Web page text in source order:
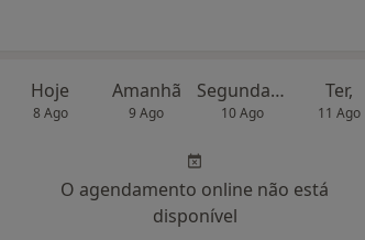
Hoje
8 Ago
Amanhã
9 Ago
Segunda-feira
10 Ago
Ter,
11 Ago
O agendamento online não está
disponível